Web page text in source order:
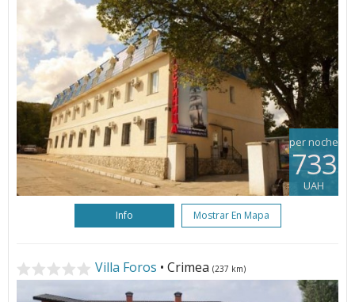
per noche
733
UAH
Info Mostrar En Mapa
Villa Foros • Crimea (237 km)